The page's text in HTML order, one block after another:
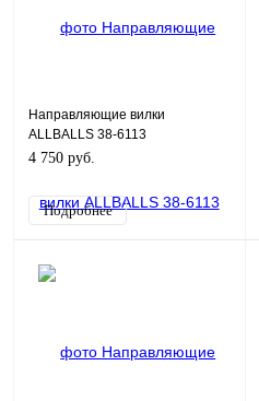
Направляющие вилки
ALLBALLS 38-6113
4 750 руб.
Подробнее